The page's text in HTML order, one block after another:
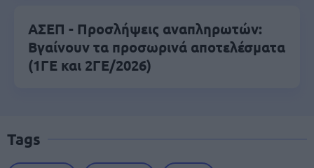
ΑΣΕΠ - Προσλήψεις αναπληρωτών:
Βγαίνουν τα προσωρινά αποτελέσματα
(1ΓΕ και 2ΓΕ/2026)
Tags